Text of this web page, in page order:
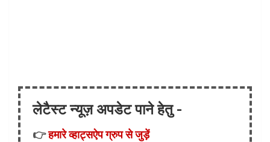
लेटैस्ट न्यूज़ अपडेट पाने हेतु -
👉हमारे व्हाट्सऐप ग्रुप से जुड़ें